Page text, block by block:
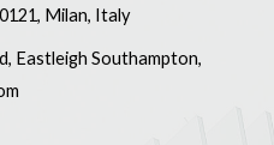
Milan, Italy
Eastleigh Southampton,